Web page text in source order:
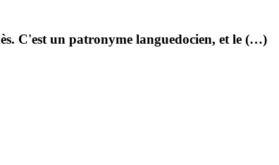
C'est un patronyme languedocien, et le (…)